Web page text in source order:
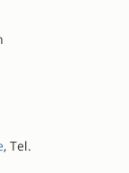
, Tel.